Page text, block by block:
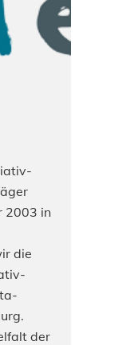
2003 in
die
der